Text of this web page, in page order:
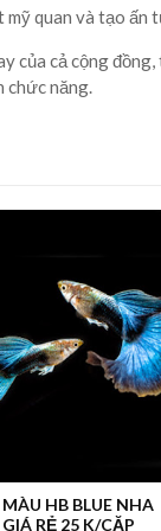
mỹ quan và tạo ấn
của cả cộng
năng.
HB BLUE NHA
RẺ 25 K/CẶP